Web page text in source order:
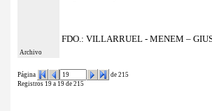
FDO.: VILLARRUEL - MENEM –
Archivo
Página
de 215
Registros 19 a 19 de 215